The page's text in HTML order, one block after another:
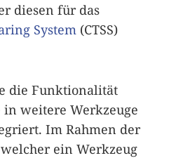
diesen für das
System (CTSS)
die Funktionalität
weitere Werkzeuge
Im Rahmen der
ein Werkzeug